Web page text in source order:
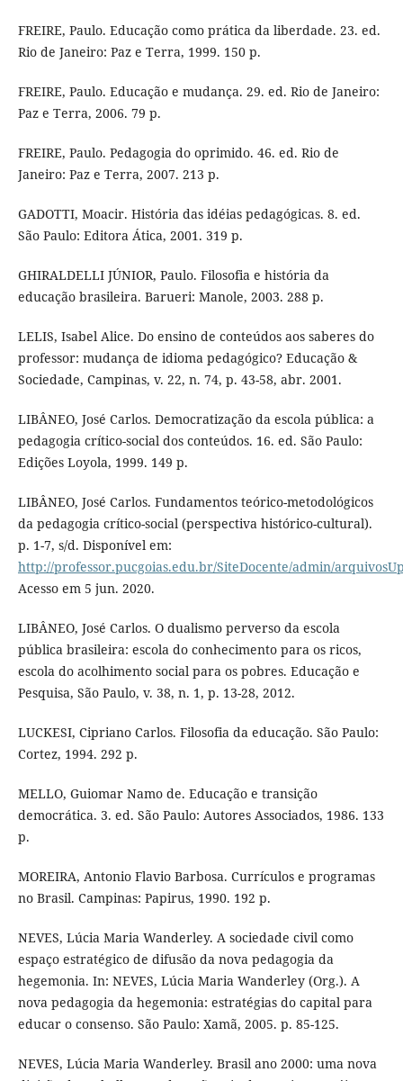
FREIRE, Paulo. Educação como prática da liberdade. 23. ed.
Rio de Janeiro: Paz e Terra, 1999. 150 p.
FREIRE, Paulo. Educação e mudança. 29. ed. Rio de Janeiro:
Paz e Terra, 2006. 79 p.
FREIRE, Paulo. Pedagogia do oprimido. 46. ed. Rio de
Janeiro: Paz e Terra, 2007. 213 p.
GADOTTI, Moacir. História das idéias pedagógicas. 8. ed.
São Paulo: Editora Ática, 2001. 319 p.
GHIRALDELLI JÚNIOR, Paulo. Filosofia e história da
educação brasileira. Barueri: Manole, 2003. 288 p.
LELIS, Isabel Alice. Do ensino de conteúdos aos saberes do
professor: mudança de idioma pedagógico? Educação &
Sociedade, Campinas, v. 22, n. 74, p. 43-58, abr. 2001.
LIBÂNEO, José Carlos. Democratização da escola pública: a
pedagogia crítico-social dos conteúdos. 16. ed. São Paulo:
Edições Loyola, 1999. 149 p.
LIBÂNEO, José Carlos. Fundamentos teórico-metodológicos
da pedagogia crítico-social (perspectiva histórico-cultural).
p. 1-7, s/d. Disponível em:
http://professor.pucgoias.edu.br/SiteDocente/admin/
Acesso em 5 jun. 2020.
LIBÂNEO, José Carlos. O dualismo perverso da escola
pública brasileira: escola do conhecimento para os ricos,
escola do acolhimento social para os pobres. Educação e
Pesquisa, São Paulo, v. 38, n. 1, p. 13-28, 2012.
LUCKESI, Cipriano Carlos. Filosofia da educação. São Paulo:
Cortez, 1994. 292 p.
MELLO, Guiomar Namo de. Educação e transição
democrática. 3. ed. São Paulo: Autores Associados, 1986. 133
p.
MOREIRA, Antonio Flavio Barbosa. Currículos e programas
no Brasil. Campinas: Papirus, 1990. 192 p.
NEVES, Lúcia Maria Wanderley. A sociedade civil como
espaço estratégico de difusão da nova pedagogia da
hegemonia. In: NEVES, Lúcia Maria Wanderley (Org.). A
nova pedagogia da hegemonia: estratégias do capital para
educar o consenso. São Paulo: Xamã, 2005. p. 85-125.
NEVES, Lúcia Maria Wanderley. Brasil ano 2000: uma nova